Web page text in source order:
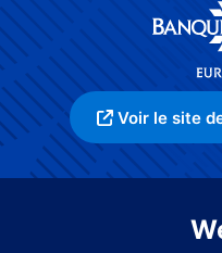
Voir le site